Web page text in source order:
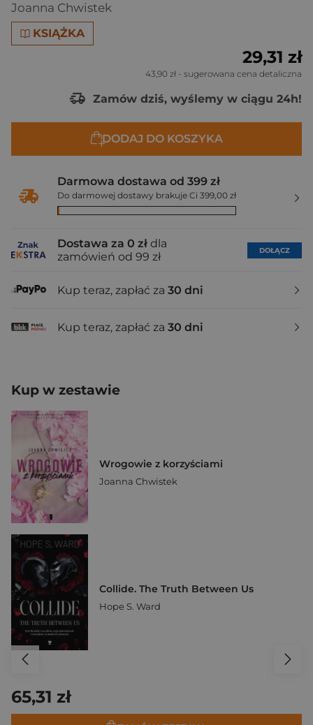
Joanna Chwistek
KSIĄŻKA
29,31 zł
43,90 zł - sugerowana cena detaliczna
Zamów dziś, wyślemy w ciągu 24h!
DODAJ DO KOSZYKA
Darmowa dostawa od 399 zł
Do darmowej dostawy brakuje Ci 399,00 zł
Dostawa za 0 zł dla
zamówień od 99 zł
DOŁĄCZ
Kup teraz, zapłać za 30 dni
Kup teraz, zapłać za 30 dni
Kup w zestawie
Wrogowie z korzyściami
Joanna Chwistek
Collide. The Truth Between Us
Hope S. Ward
65,31 zł